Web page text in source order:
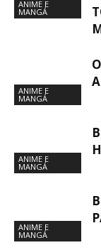
ANIME E
MANGÁ
ANIME E
MANGÁ
ANIME E
MANGÁ
ANIME E
MANGÁ